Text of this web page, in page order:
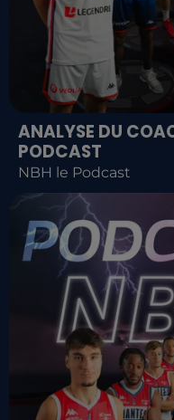
ANALYSE DU
PODCAST
NBH le Podcast